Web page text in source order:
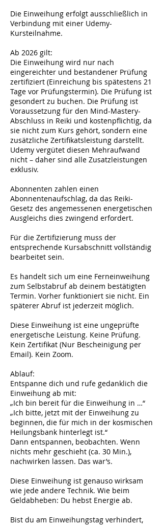
Die Einweihung erfolgt ausschließlich in
Verbindung mit einer Udemy-
Kursteilnahme.
Ab 2026 gilt:
Die Einweihung wird nur nach
eingereichter und bestandener Prüfung
zertifiziert (Einreichung bis spätestens 21
Tage vor Prüfungstermin). Die Prüfung ist
gesondert zu buchen. Die Prüfung ist
Voraussetzung für den Mind-Mastery-
Abschluss in Reiki und kostenpflichtig, da
sie nicht zum Kurs gehört, sondern eine
zusätzliche Zertifikatsleistung darstellt.
Udemy vergütet diesen Mehraufwand
nicht – daher sind alle Zusatzleistungen
exklusiv.
Abonnenten zahlen einen
Abonnentenaufschlag, da das Reiki-
Gesetz des angemessenen energetischen
Ausgleichs dies zwingend erfordert.
Für die Zertifizierung muss der
entsprechende Kursabschnitt vollständig
bearbeitet sein.
Es handelt sich um eine Ferneinweihung
zum Selbstabruf ab deinem bestätigten
Termin. Vorher funktioniert sie nicht. Ein
späterer Abruf ist jederzeit möglich.
Diese Einweihung ist eine ungeprüfte
energetische Leistung. Keine Prüfung.
Kein Zertifikat (Nur Bescheinigung per
Email). Kein Zoom.
Ablauf:
Entspanne dich und rufe gedanklich die
Einweihung ab mit:
„Ich bin bereit für die Einweihung in …“
„Ich bitte, jetzt mit der Einweihung zu
beginnen, die für mich in der kosmischen
Heilungsbank hinterlegt ist.“
Dann entspannen, beobachten. Wenn
nichts mehr geschieht (ca. 30 Min.),
nachwirken lassen. Das war’s.
Diese Einweihung ist genauso wirksam
wie jede andere Technik. Wie beim
Geldabheben: Du hebst Energie ab.
Bist du am Einweihungstag verhindert,